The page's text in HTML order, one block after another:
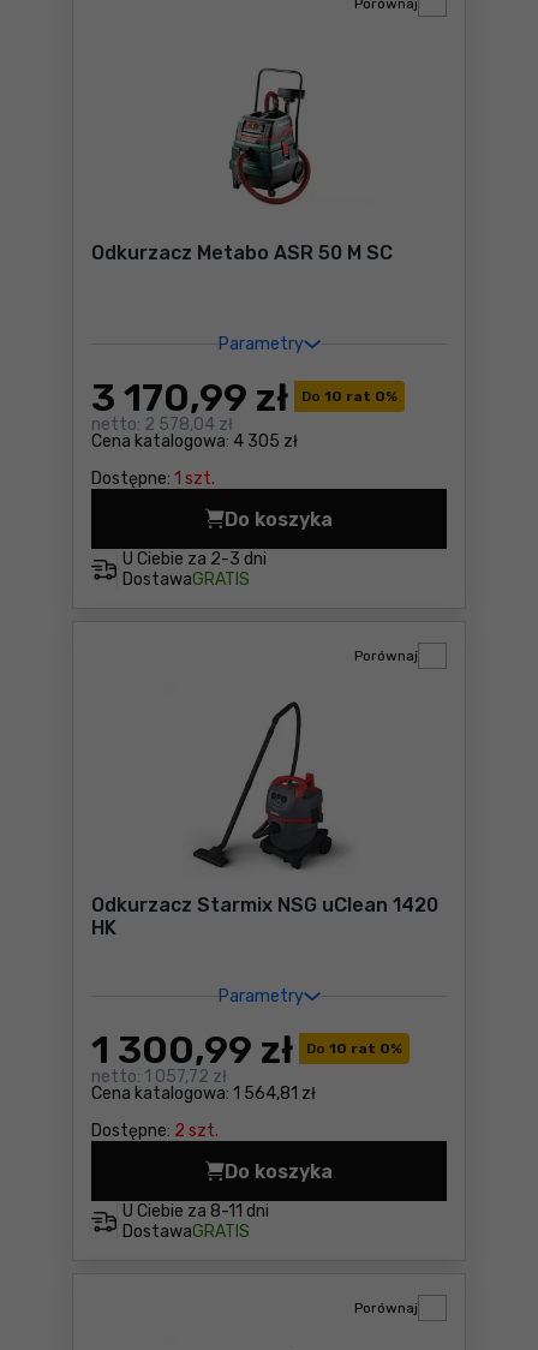
Odkurzacz Metabo ASR 50 M SC
Parametry
Do 10 rat 0%
Cena katalogowa: 4 305 zł
3 170,99 zł
netto: 2 578,04 zł
Dostępne: 1 szt.
Porównaj
U Ciebie za 2-3 dni
DostawaGRATIS
Do koszyka
Odkurzacz Metabo ASR 50
Odkurzacz Starmix NSG uClean 1420
HK
Parametry
Do 10 rat 0%
Cena katalogowa: 1 564,81 zł
1 300,99 zł
netto: 1 057,72 zł
Dostępne: 2 szt.
Porównaj
U Ciebie za 8-11 dni
DostawaGRATIS
Do koszyka
Odkurzacz Starmix NSG
Porównaj